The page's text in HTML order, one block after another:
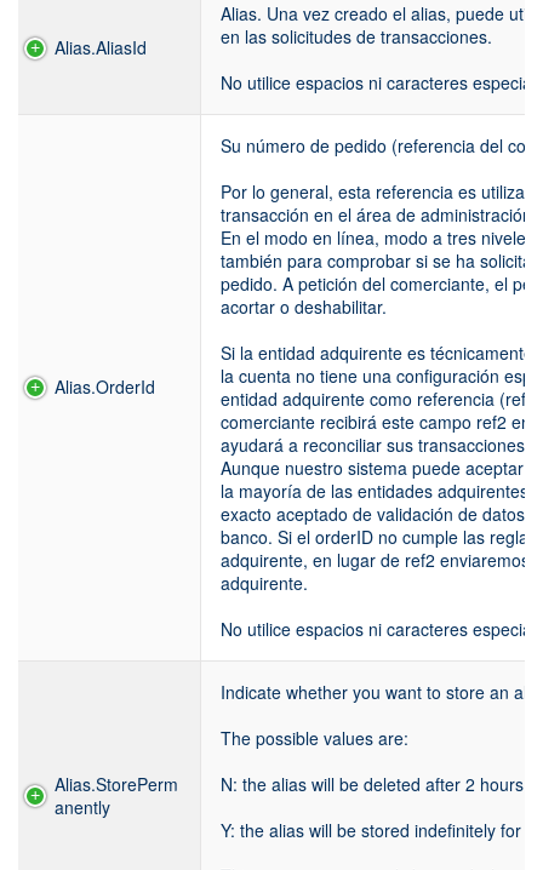
Alias.AliasId
Alias. Una vez creado el alias, puede
en las solicitudes de transacciones.
No utilice espacios ni caracteres
Alias.OrderId
Su número de pedido (referencia del
Por lo general, esta referencia es
transacción en el área de administración.
En el modo en línea, modo a tres
también para comprobar si se ha
pedido. A petición del comerciante, el
acortar o deshabilitar.
Si la entidad adquirente es
la cuenta no tiene una configuración
entidad adquirente como referencia
comerciante recibirá este campo ref2 en
ayudará a reconciliar sus transacciones.
Aunque nuestro sistema puede aceptar
la mayoría de las entidades adquirentes
exacto aceptado de validación de datos
banco. Si el orderID no cumple las
adquirente, en lugar de ref2 enviaremos
adquirente.
No utilice espacios ni caracteres
Alias.StorePerm
anently
Indicate whether you want to store an
The possible values are:
N: the alias will be deleted after 2 hours
Y: the alias will be stored indefinitely for